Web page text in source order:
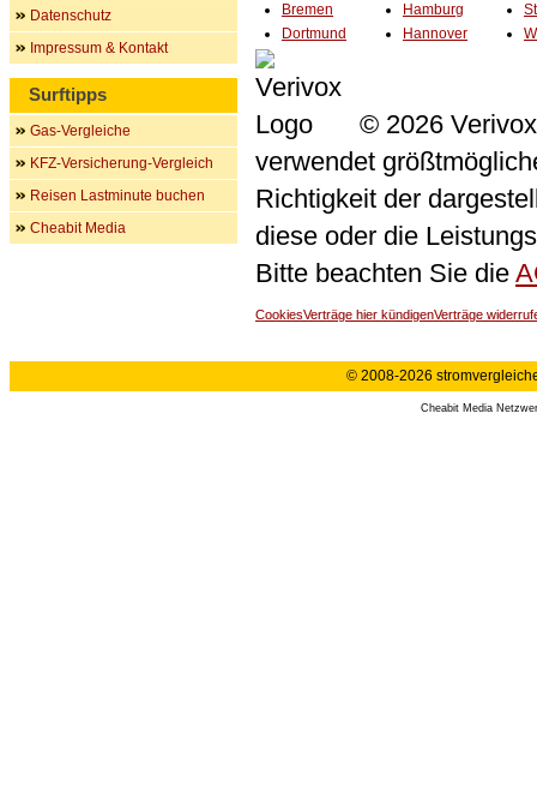
Bremen
Dortmund
Hamburg
Hannover
© 2026
verwendet
Richtigkeit der
diese oder die
Bitte beachten Sie die
CookiesVerträge hier kündigenVerträge
Datenschutz
Impressum & Kontakt
Surftipps
Gas-Vergleiche
KFZ-Versicherung-Vergleich
Reisen Lastminute buchen
Cheabit Media
© 2008-2026
Cheabit Media